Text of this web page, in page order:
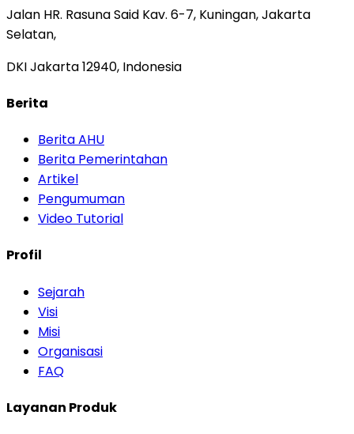
Jalan HR. Rasuna Said Kav. 6-7, Kuningan, Jakarta
Selatan,
DKI Jakarta 12940, Indonesia
Berita
Berita AHU
Berita Pemerintahan
Artikel
Pengumuman
Video Tutorial
Profil
Sejarah
Visi
Misi
Organisasi
FAQ
Layanan Produk